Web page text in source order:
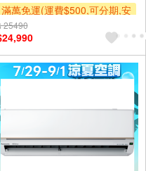
滿萬免運(運費$500,可分期,安
裝跨區費另計,單品未滿1萬元
及使用6期以上分期0利率,需付
基本安裝運費)
滿額折$500
25490